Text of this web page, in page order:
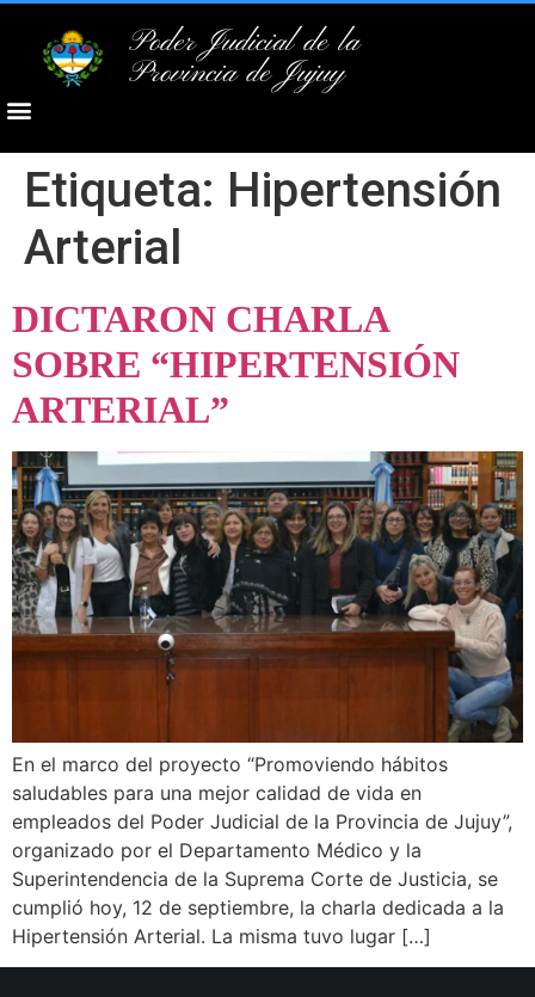
Poder Judicial de la
Provincia de Jujuy
Etiqueta: Hipertensión
Arterial
DICTARON CHARLA
SOBRE “HIPERTENSIÓN
ARTERIAL”
En el marco del proyecto “Promoviendo hábitos
saludables para una mejor calidad de vida en
empleados del Poder Judicial de la Provincia de Jujuy”,
organizado por el Departamento Médico y la
Superintendencia de la Suprema Corte de Justicia, se
cumplió hoy, 12 de septiembre, la charla dedicada a la
Hipertensión Arterial. La misma tuvo lugar […]